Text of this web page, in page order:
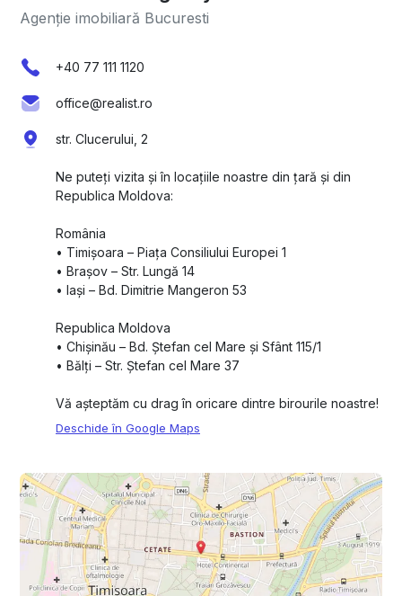
Agenție imobiliară Bucuresti
+40 77 111 1120
office@realist.ro
str. Clucerului, 2
Ne puteți vizita și în locațiile noastre din țară și din
Republica Moldova:
România
•⁠ ⁠Timișoara – Piața Consiliului Europei 1
•⁠ ⁠Brașov – Str. Lungă 14
•⁠ ⁠Iași – Bd. Dimitrie Mangeron 53
Republica Moldova
•⁠ ⁠Chișinău – Bd. Ștefan cel Mare și Sfânt 115/1
•⁠ ⁠Bălți – Str. Ștefan cel Mare 37
Vă așteptăm cu drag în oricare dintre birourile noastre!
Deschide în Google Maps